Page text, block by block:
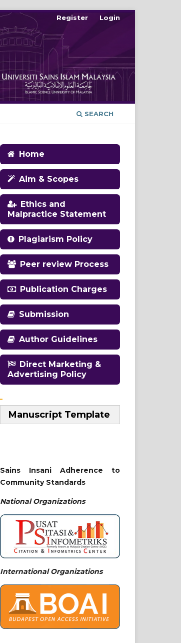
SEARCH
Register Login
Home
Aim & Scopes
Ethics and
Malpractice Statement
Plagiarism Policy
Peer review Process
Publication Charges
Submission
Author Guidelines
Direct Marketing &
Advertising Policy
Manuscript Template
Sains Insani Adherence to
Community Standards
National Organizations
International Organizations